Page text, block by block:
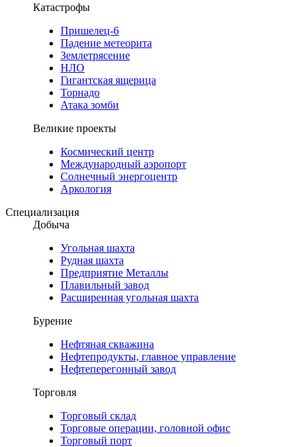
Катастрофы
Пришелец-6
Падение метеорита
Землетрясение
НЛО
Гигантская ящерица
Торнадо
Атака зомби
Великие проекты
Космический центр
Международный аэропорт
Солнечный энергоцентр
Аркология
Специализация
Добыча
Угольная шахта
Рудная шахта
Предприятие Металлы
Плавильный завод
Расширенная угольная шахта
Бурение
Нефтяная скважина
Нефтепродукты, главное управление
Нефтеперегонный завод
Торговля
Торговый склад
Торговые операции, головной офис
Торговый порт